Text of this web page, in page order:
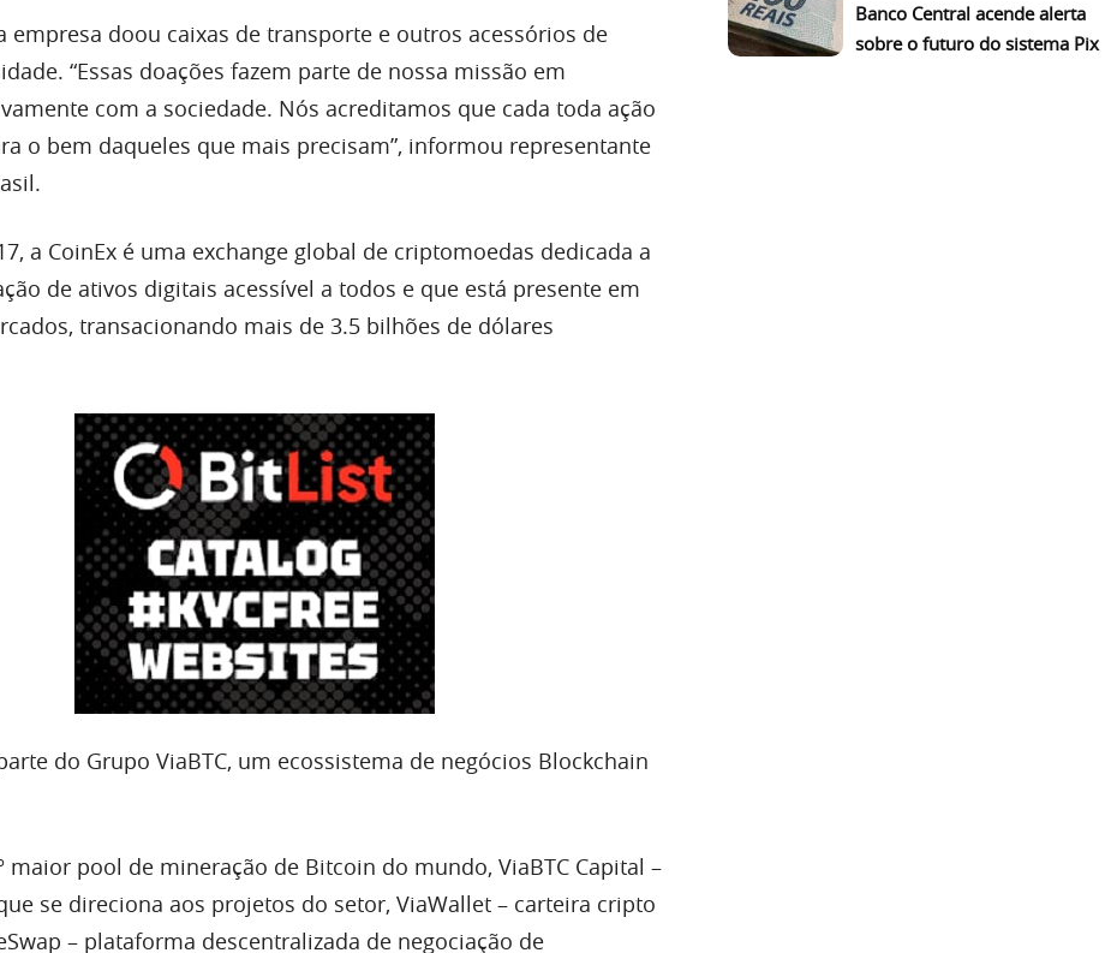
empresa doou caixas de transporte e outros acessórios de
“Essas doações fazem parte de nossa missão em
com a sociedade. Nós acreditamos que cada toda ação
o bem daqueles que mais precisam”, informou representante
a CoinEx é uma exchange global de criptomoedas dedicada a
de ativos digitais acessível a todos e que está presente em
transacionando mais de 3.5 bilhões de dólares
do Grupo ViaBTC, um ecossistema de negócios Blockchain
maior pool de mineração de Bitcoin do mundo, ViaBTC Capital –
se direciona aos projetos do setor, ViaWallet – carteira cripto
– plataforma descentralizada de negociação de
Banco Central acende alerta
sobre o futuro do sistema Pix